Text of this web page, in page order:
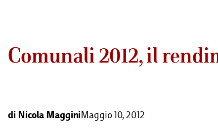
Comunali 2012, il
di Nicola MagginiMaggio 10, 2012